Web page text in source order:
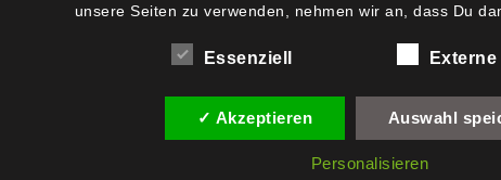
unsere Seiten zu verwenden, nehmen wir an, dass Du
Essenziell
✓ Akzeptieren Auswahl
Personalisieren